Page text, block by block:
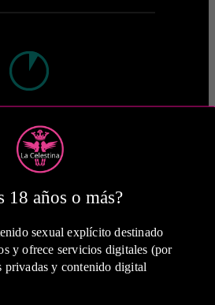
18 años o más?
sexual explícito destinado
y ofrece servicios digitales (por
privadas y contenido digital
550,000.00
Horas
830,000.00